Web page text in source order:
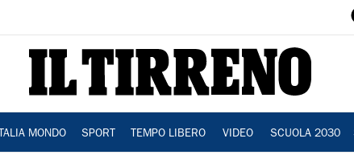
MONDO SPORT TEMPO LIBERO VIDEO SCUOLA 2030